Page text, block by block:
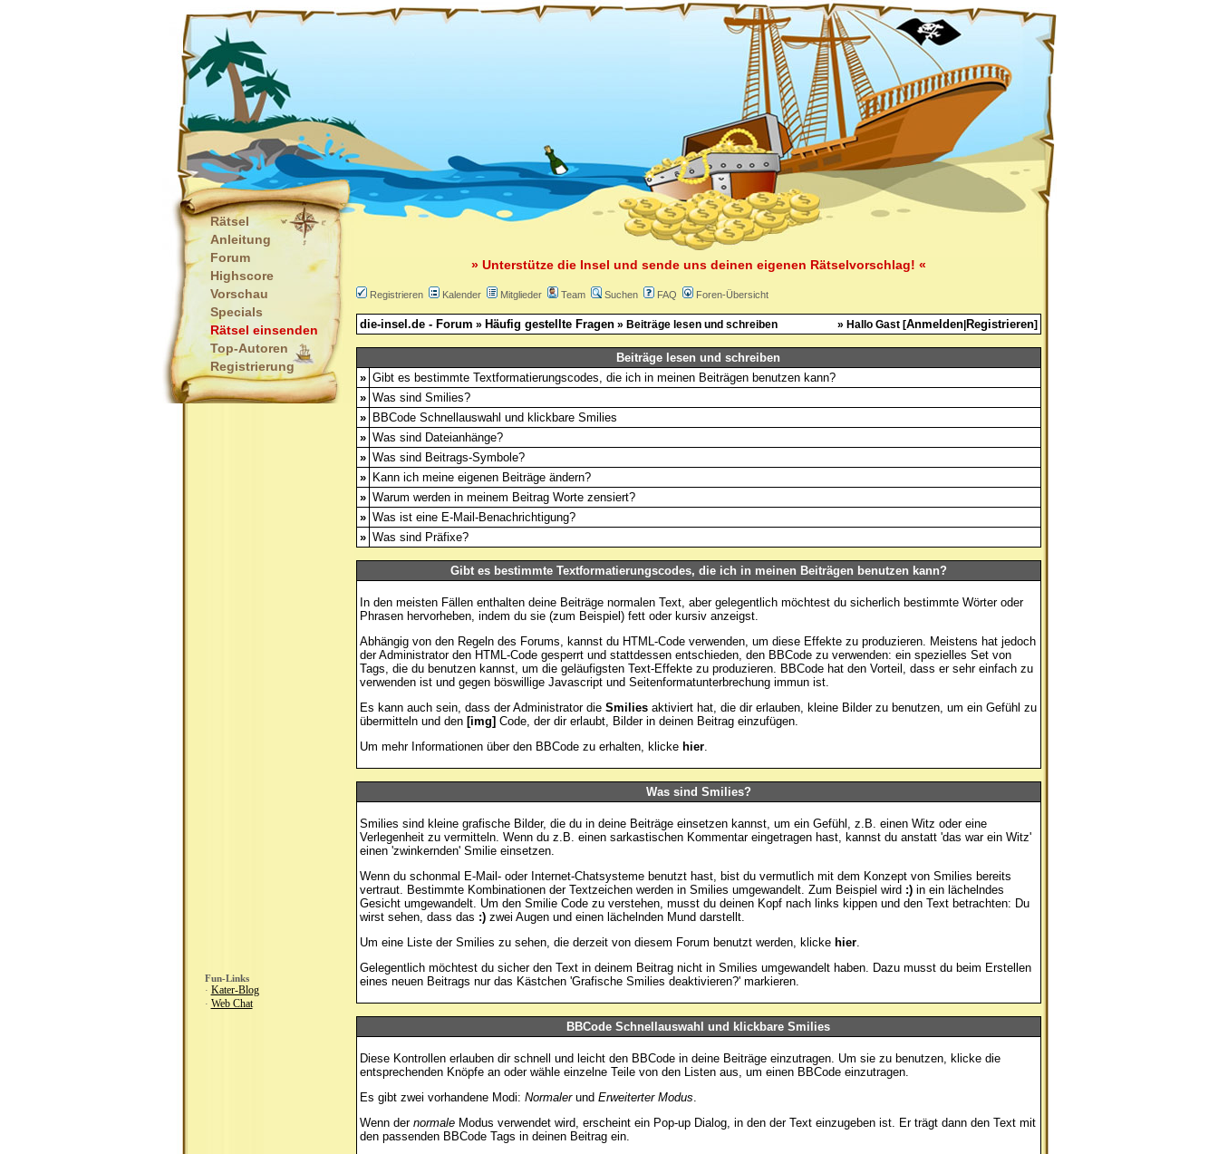
Rätsel
Anleitung
Forum
Highscore
Vorschau
Specials
Rätsel einsenden
Top-Autoren
Registrierung
Fun-Links
· Kater-Blog
· Web Chat
» Unterstütze die Insel und sende uns deinen eigenen Rätselvorschlag! «
Registrieren Kalender Mitglieder Team Suchen FAQ Foren-Übersicht
die-insel.de - Forum » Häufig gestellte Fragen» Beiträge lesen und schreiben » Hallo Gast [Anmelden|Registrieren]
Beiträge lesen und schreiben
» Gibt es bestimmte Textformatierungscodes, die ich in meinen Beiträgen benutzen kann?
» Was sind Smilies?
»
BBCode Schnellauswahl und klickbare Smilies
» Was sind Dateianhänge?
» Was sind Beitrags-Symbole?
»
Kann ich meine eigenen Beiträge ändern?
» Warum werden in meinem Beitrag Worte zensiert?
» Was ist eine E-Mail-Benachrichtigung?
» Was sind Präfixe?
Gibt es bestimmte Textformatierungscodes, die ich in meinen Beiträgen benutzen kann?
In den meisten Fällen enthalten deine Beiträge normalen Text, aber gelegentlich möchtest du sicherlich bestimmte Wörter oder
Phrasen hervorheben, indem du sie (zum Beispiel) fett oder kursiv anzeigst.
Abhängig von den Regeln des Forums, kannst du HTML-Code verwenden, um diese Effekte zu produzieren. Meistens hat jedoch
der Administrator den HTML-Code gesperrt und stattdessen entschieden, den BBCode zu verwenden: ein spezielles Set von
Tags, die du benutzen kannst, um die geläufigsten Text-Effekte zu produzieren. BBCode hat den Vorteil, dass er sehr einfach zu
verwenden ist und gegen böswillige Javascript und Seitenformatunterbrechung immun ist.
Es kann auch sein, dass der Administrator die Smiliesaktiviert hat, die dir erlauben, kleine Bilder zu benutzen, um ein Gefühl zu
übermitteln und den [img] Code, der dir erlaubt, Bilder in deinen Beitrag einzufügen.
Um mehr Informationen über den BBCode zu erhalten, klicke hier.
Was sind Smilies?
Smilies sind kleine grafische Bilder, die du in deine Beiträge einsetzen kannst, um ein Gefühl, z.B. einen Witz oder eine
Verlegenheit zu vermitteln. Wenn du z.B. einen sarkastischen Kommentar eingetragen hast, kannst du anstatt 'das war ein Witz'
einen 'zwinkernden' Smilie einsetzen.
Wenn du schonmal E-Mail- oder Internet-Chatsysteme benutzt hast, bist du vermutlich mit dem Konzept von Smilies bereits
vertraut. Bestimmte Kombinationen der Textzeichen werden in Smilies umgewandelt. Zum Beispiel wird :)in ein lächelndes
Gesicht umgewandelt. Um den Smilie Code zu verstehen, musst du deinen Kopf nach links kippen und den Text betrachten: Du
wirst sehen, dass das :)zwei Augen und einen lächelnden Mund darstellt.
Um eine Liste der Smilies zu sehen, die derzeit von diesem Forum benutzt werden, klicke hier.
Gelegentlich möchtest du sicher den Text in deinem Beitrag nicht in Smilies umgewandelt haben. Dazu musst du beim Erstellen
eines neuen Beitrags nur das Kästchen 'Grafische Smilies deaktivieren?' markieren.
BBCode Schnellauswahl und klickbare Smilies
Diese Kontrollen erlauben dir schnell und leicht den BBCode in deine Beiträge einzutragen. Um sie zu benutzen, klicke die
entsprechenden Knöpfe an oder wähle einzelne Teile von den Listen aus, um einen BBCode einzutragen.
Es gibt zwei vorhandene Modi: Normalerund Erweiterter Modus.
Wenn der normaleModus verwendet wird, erscheint ein Pop-up Dialog, in den der Text einzugeben ist. Er trägt dann den Text mit
den passenden BBCode Tags in deinen Beitrag ein.